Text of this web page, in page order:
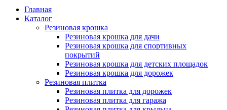
Главная
Каталог
Резиновая крошка
Резиновая крошка для дачи
Резиновая крошка для спортивных
покрытий
Резиновая крошка для детских площадок
Резиновая крошка для дорожек
Резиновая плитка
Резиновая плитка для дорожек
Резиновая плитка для гаража